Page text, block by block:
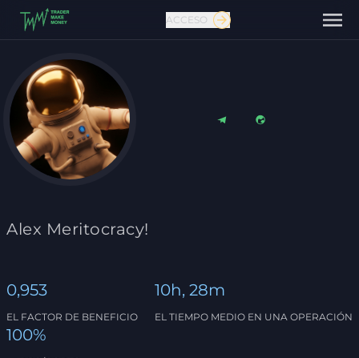
Contáctanos
ACCESO
Alex Meritocracy!
0,953
EL FACTOR DE BENEFICIO
10h, 28m
EL TIEMPO MEDIO EN UNA OPERACIÓN
100%